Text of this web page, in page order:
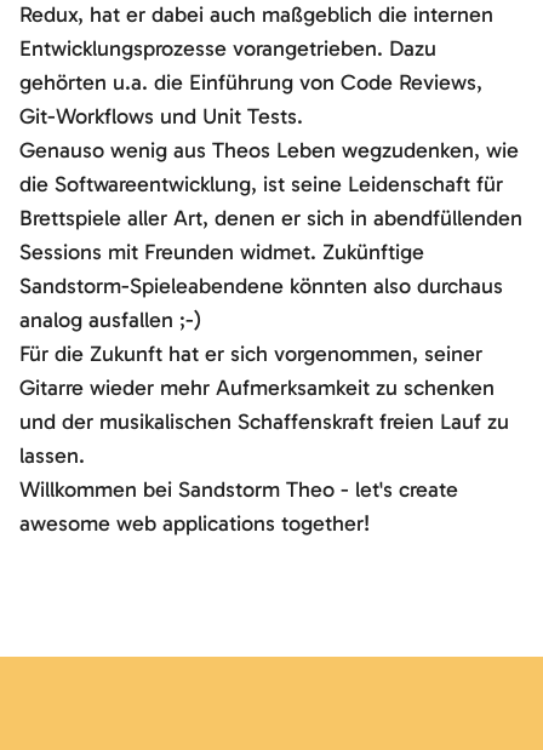
Redux, hat er dabei auch maßgeblich die internen
Entwicklungsprozesse vorangetrieben. Dazu
gehörten u.a. die Einführung von Code Reviews,
Git-Workflows und Unit Tests.
Genauso wenig aus Theos Leben wegzudenken, wie
die Softwareentwicklung, ist seine Leidenschaft für
Brettspiele aller Art, denen er sich in abendfüllenden
Sessions mit Freunden widmet. Zukünftige
Sandstorm-Spieleabendene könnten also durchaus
analog ausfallen ;-)
Für die Zukunft hat er sich vorgenommen, seiner
Gitarre wieder mehr Aufmerksamkeit zu schenken
und der musikalischen Schaffenskraft freien Lauf zu
lassen.
Willkommen bei Sandstorm Theo - let's create
awesome web applications together!